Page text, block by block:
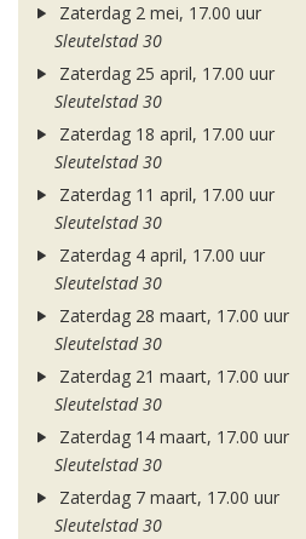
Zaterdag 2 mei, 17.00 uur
Sleutelstad 30
Zaterdag 25 april, 17.00 uur
Sleutelstad 30
Zaterdag 18 april, 17.00 uur
Sleutelstad 30
Zaterdag 11 april, 17.00 uur
Sleutelstad 30
Zaterdag 4 april, 17.00 uur
Sleutelstad 30
Zaterdag 28 maart, 17.00 uur
Sleutelstad 30
Zaterdag 21 maart, 17.00 uur
Sleutelstad 30
Zaterdag 14 maart, 17.00 uur
Sleutelstad 30
Zaterdag 7 maart, 17.00 uur
Sleutelstad 30